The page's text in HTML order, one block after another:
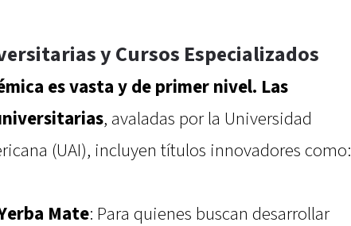
y Cursos Especializados
es vasta y de primer nivel. Las
, avaladas por la Universidad
(UAI), incluyen títulos innovadores como:
Mate: Para quienes buscan desarrollar